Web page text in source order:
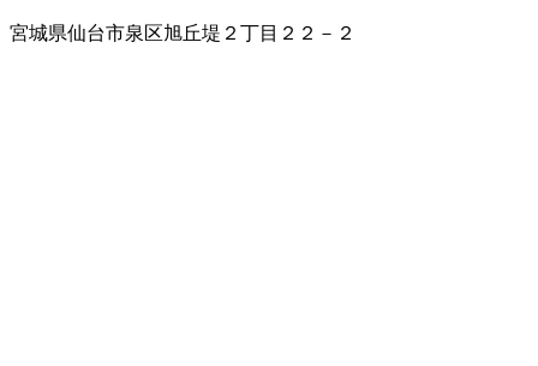
宮城県仙台市泉区旭丘堤２丁目２２－２